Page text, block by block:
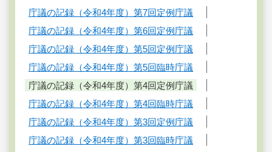
庁議の記録（令和4年度）第7回定例庁議
庁議の記録（令和4年度）第6回定例庁議
庁議の記録（令和4年度）第5回定例庁議
庁議の記録（令和4年度）第5回臨時庁議
庁議の記録（令和4年度）第4回定例庁議
庁議の記録（令和4年度）第4回臨時庁議
庁議の記録（令和4年度）第3回定例庁議
庁議の記録（令和4年度）第3回臨時庁議